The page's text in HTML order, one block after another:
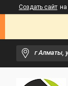
Создать сайт на
г Алматы,